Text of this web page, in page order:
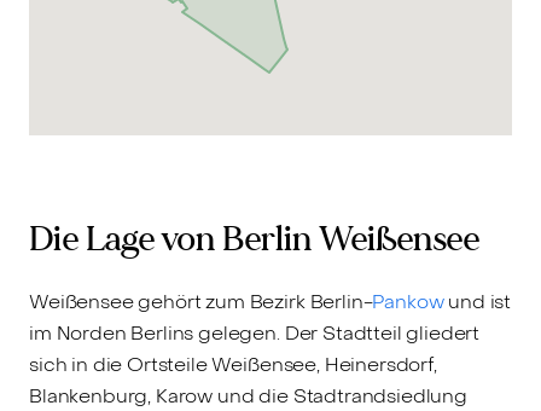
Die Lage von Berlin Weißensee
Weißensee gehört zum Bezirk Berlin-Pankowund ist
im Norden Berlins gelegen. Der Stadtteil gliedert
sich in die Ortsteile Weißensee, Heinersdorf,
Blankenburg, Karow und die Stadtrandsiedlung